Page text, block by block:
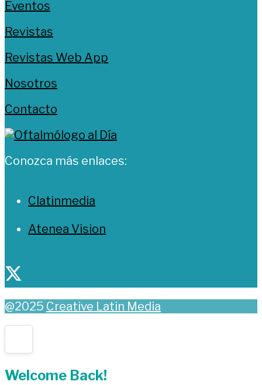
Eventos
Revistas
Revistas Web App
Nosotros
Contacto
Conozca más enlaces:
Clatinmedia
Atenea Vision
@2025 Creative Latin Media
Welcome Back!